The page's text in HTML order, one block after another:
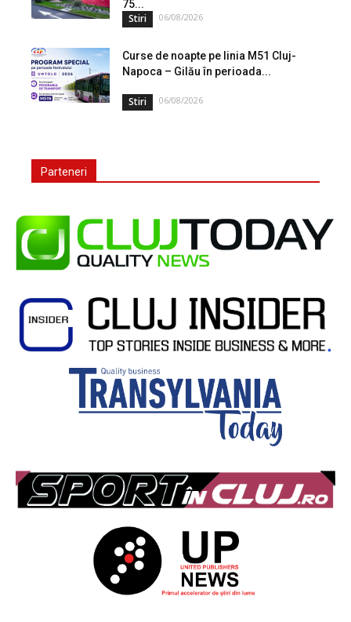
75...
Stiri 06/08/2026
Curse de noapte pe linia M51 Cluj-
Napoca – Gilău în perioada...
Stiri 06/08/2026
Parteneri